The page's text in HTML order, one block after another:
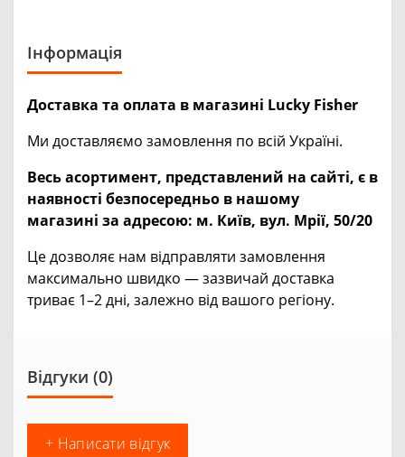
Інформація
Доставка та оплата в магазині Lucky Fisher
Ми доставляємо замовлення по всій Україні.
Весь асортимент, представлений на сайті, є в
наявності безпосередньо в нашому
магазині за адресою: м. Київ, вул. Мрії, 50/20
Це дозволяє нам відправляти замовлення
максимально швидко — зазвичай доставка
триває 1–2 дні, залежно від вашого регіону.
Відгуки (0)
+ Написати відгук